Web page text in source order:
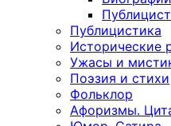
Публицистика
Исторические
Ужасы и
Поэзия и стихи
Фольклор
Афоризмы.